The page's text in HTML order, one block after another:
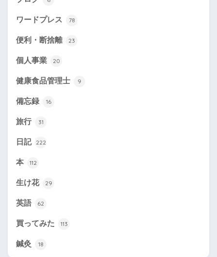
ワードプレス 78
便利・断捨離 23
個人事業 20
健康食品管理士 9
備忘録 16
旅行 31
日記 222
本 112
生け花 29
英語 62
買ってみた 113
鍼灸 18